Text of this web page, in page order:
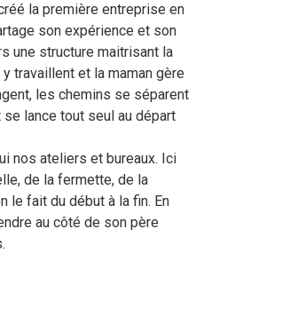
la première entreprise en
son expérience et son
une structure maitrisant la
travaillent et la maman gère
les chemins se séparent
lance tout seul au départ
nos ateliers et bureaux. Ici
de la fermette, de la
le fait du début à la fin. En
au côté de son père